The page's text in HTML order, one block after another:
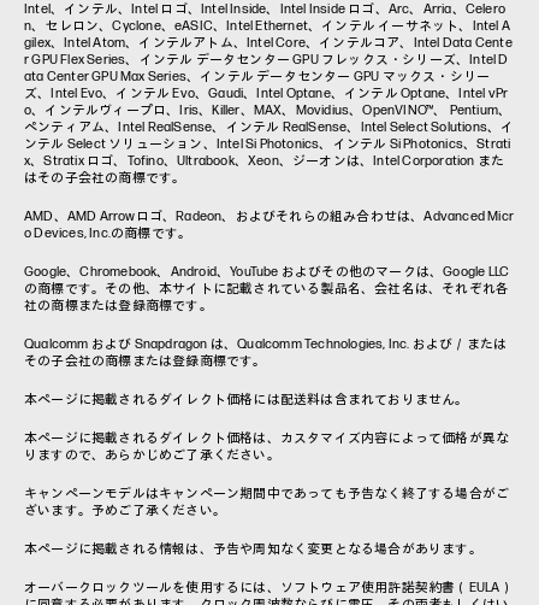
Intel、インテル、Intel ロゴ、Intel Inside、Intel Inside ロゴ、Arc、Arria、Celero
n、セレロン、Cyclone、eASIC、Intel Ethernet、インテル イーサネット、Intel A
gilex、Intel Atom、インテルアトム、Intel Core、インテルコア、Intel Data Cente
r GPU Flex Series、インテル データセンター GPU フレックス・シリーズ、Intel D
ata Center GPU Max Series、インテル データセンター GPU マックス・シリー
ズ、Intel Evo、インテル Evo、Gaudi、Intel Optane、インテル Optane、Intel vPr
o、インテルヴィープロ、Iris、Killer、MAX、Movidius、OpenVINO™、 Pentium、
ペンティアム、Intel RealSense、インテル RealSense、Intel Select Solutions、イ
ンテル Select ソリューション、Intel Si Photonics、インテル Si Photonics、Strati
x、Stratix ロゴ、Tofino、Ultrabook、Xeon、ジーオンは、Intel Corporation また
はその子会社の商標です。
AMD、AMD Arrowロゴ、Radeon、およびそれらの組み合わせは、Advanced Micr
o Devices, Inc.の商標です。
Google、Chromebook、Android、YouTube およびその他のマークは、Google LLC
の商標です。その他、本サイトに記載されている製品名、会社名は、それぞれ各
社の商標または登録商標です。
Qualcomm および Snapdragon は、Qualcomm Technologies, Inc. および／または
その子会社の商標または登録商標です。
本ページに掲載されるダイレクト価格には配送料は含まれておりません。
本ページに掲載されるダイレクト価格は、カスタマイズ内容によって価格が異な
りますので、あらかじめご了承ください。
キャンペーンモデルはキャンペーン期間中であっても予告なく終了する場合がご
ざいます。予めご了承ください。
本ページに掲載される情報は、予告や周知なく変更となる場合があります。
オーバークロックツールを使用するには、ソフトウェア使用許諾契約書（EULA）